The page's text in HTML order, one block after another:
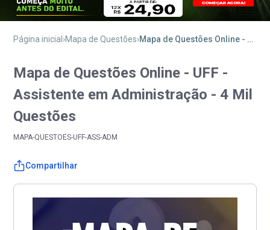
Página inicial Mapa de Questões Mapa de Questões Online - UFF - Assistente em Administração - 4 Mil Questões
Mapa de Questões Online - UFF -
Assistente em Administração - 4 Mil
Questões
MAPA-QUESTOES-UFF-ASS-ADM
Compartilhar